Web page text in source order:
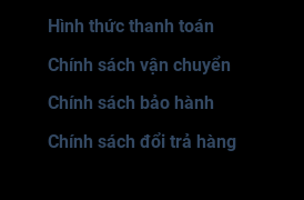
Hình thức thanh toán
Chính sách vận chuyển
Chính sách bảo hành
Chính sách đổi trả hàng